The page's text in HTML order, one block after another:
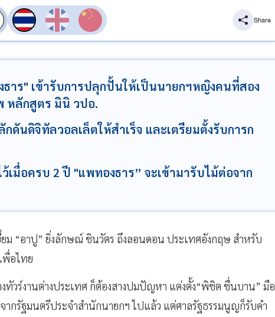
น
Share
ธาร" เข้ารับการปลุกปั้นให้เป็นนายกฯหญิงคนที่สอง
หลักสูตร มินิ วปอ.
กดันดิจิทัลวอลเล็ตให้สำเร็จ และเตรียมตั้งรับการก
เมื่อครบ 2 ปี "แพทองธาร” จะเข้ามารับไม้ต่อจาก
ม “อาปู” ยิ่งลักษณ์ ชินวัตร ถึงลอนดอน ประเทศอังกฤษ สำหรับ
พื่อไทย
ทัวร์งานต่างประเทศ ก็ต้องสางปมปัญหา แต่งตั้ง“พิชิต ชื่นบาน” มือ
กรัฐมนตรีประจำสำนักนายกฯ ไปแล้ว แต่ศาลรัฐธรรมนูญก็รับคำ